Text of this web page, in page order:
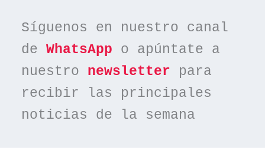
Síguenos en nuestro canal
de WhatsApp o apúntate a
nuestro newsletter para
recibir las principales
noticias de la semana